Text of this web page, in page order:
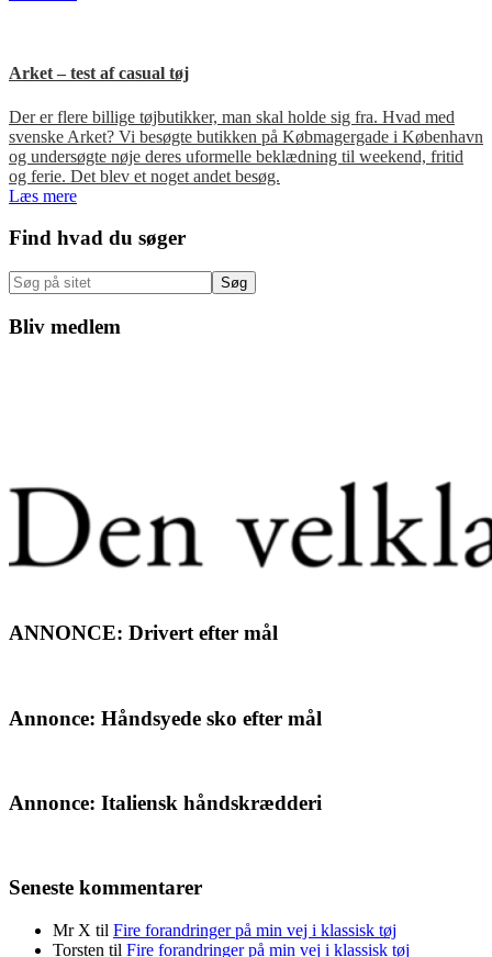
Arket – test af casual tøj
Der er flere billige tøjbutikker, man skal holde sig fra. Hvad med
svenske Arket? Vi besøgte butikken på Købmagergade i København
og undersøgte nøje deres uformelle beklædning til weekend, fritid
og ferie. Det blev et noget andet besøg.
Læs mere
Primær
Sidebar
Find hvad du søger
Søg
på
sitet
Bliv medlem
ANNONCE: Drivert efter mål
Annonce: Håndsyede sko efter mål
Annonce: Italiensk håndskrædderi
Seneste kommentarer
Mr X til Fire forandringer på min vej i klassisk tøj
Torsten til Fire forandringer på min vej i klassisk tøj